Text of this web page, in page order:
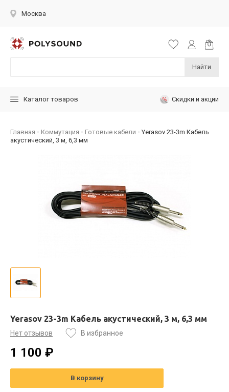
Москва
Найти
Каталог товаров Скидки и акции
Главная Коммутация Готовые кабели
Yerasov 23-3m Кабель
акустический, 3 м, 6,3 мм
Yerasov 23-3m Кабель акустический, 3 м, 6,3 мм
Нет отзывов В избранное
1 100 ₽
В корзину